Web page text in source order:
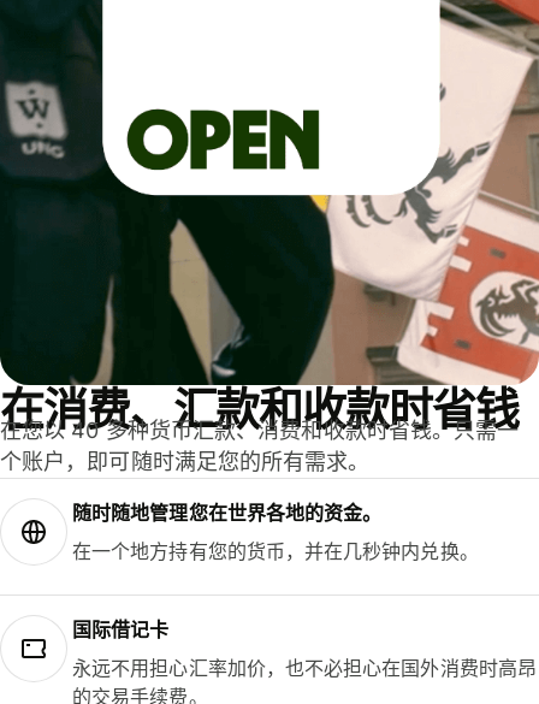
在消费、汇款和收款时省钱
在您以 40 多种货币汇款、消费和收款时省钱。只需一
个账户，即可随时满足您的所有需求。
随时随地管理您在世界各地的资金。
在一个地方持有您的货币，并在几秒钟内兑换。
国际借记卡
永远不用担心汇率加价，也不必担心在国外消费时高昂
的交易手续费。